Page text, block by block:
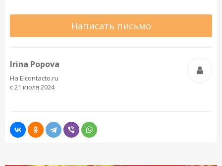
Написать письмо
Irina Popova
На Elcontacto.ru
с 21 июля 2024